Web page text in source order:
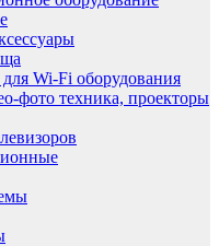
Wi-Fi оборудования
фото техника, проекторы